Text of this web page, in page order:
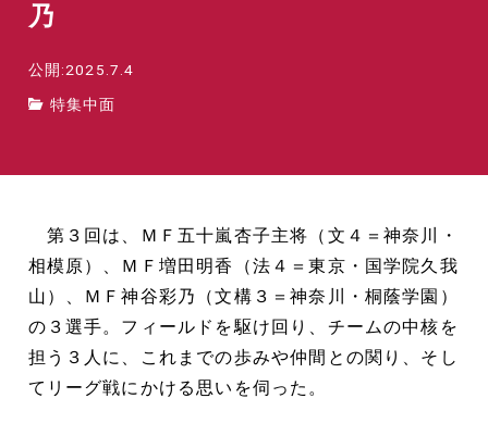
乃
公開:2025.7.4
特集中面
第３回は、ＭＦ五十嵐杏子主将（文４＝神奈川・
相模原）、ＭＦ増田明香（法４＝東京・国学院久我
山）、ＭＦ神谷彩乃（文構３＝神奈川・桐蔭学園）
の３選手。フィールドを駆け回り、チームの中核を
担う３人に、これまでの歩みや仲間との関り、そし
てリーグ戦にかける思いを伺った。